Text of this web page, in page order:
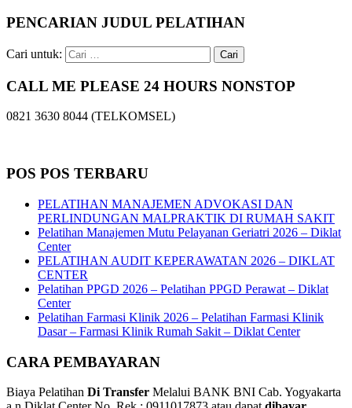
PENCARIAN JUDUL PELATIHAN
Cari untuk:
CALL ME PLEASE 24 HOURS NONSTOP
0821 3630 8044 (TELKOMSEL)
POS POS TERBARU
PELATIHAN MANAJEMEN ADVOKASI DAN
PERLINDUNGAN MALPRAKTIK DI RUMAH SAKIT
Pelatihan Manajemen Mutu Pelayanan Geriatri 2026 – Diklat
Center
PELATIHAN AUDIT KEPERAWATAN 2026 – DIKLAT
CENTER
Pelatihan PPGD 2026 – Pelatihan PPGD Perawat – Diklat
Center
Pelatihan Farmasi Klinik 2026 – Pelatihan Farmasi Klinik
Dasar – Farmasi Klinik Rumah Sakit – Diklat Center
CARA PEMBAYARAN
Biaya Pelatihan Di Transfer Melalui BANK BNI Cab. Yogyakarta